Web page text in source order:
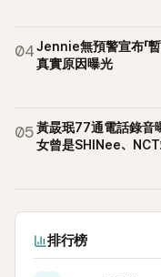
04Jennie無預警宣布「
真實原因曝光
05黃晸珉77通電話錄音
女曾是SHINee、
排行榜